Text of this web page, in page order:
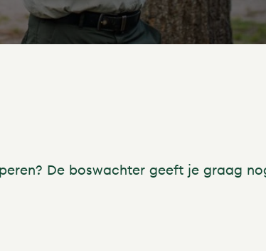
De boswachter geeft je graag